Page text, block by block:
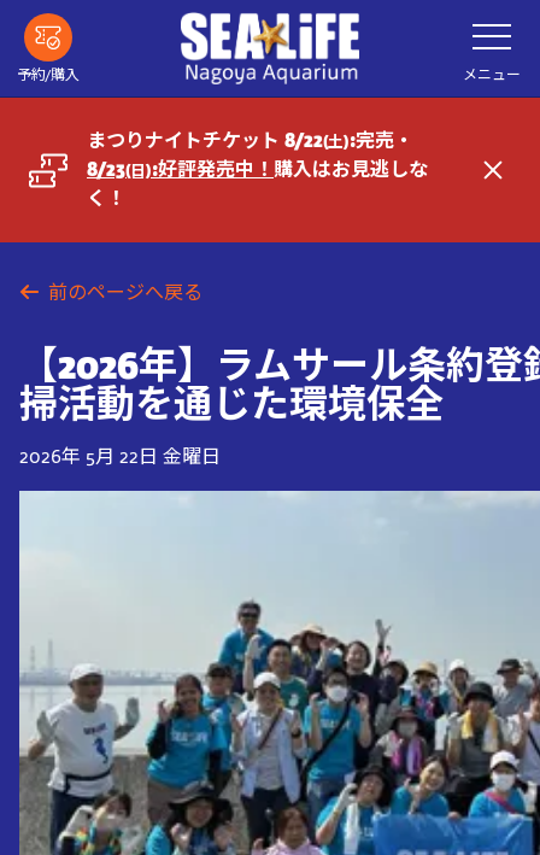
ン
コ
へ
予約/購入
メ
ニ
ュ
ー
を
開
メニュー
まつりナイトチケット 8/22(土):完売・
8/23(日):好評発売中！ 購入はお見逃しな
く！
閉
前のページへ戻る
【2026年】ラムサール条約
掃活動を通じた環境保全
2026年 5月 22日 金曜日